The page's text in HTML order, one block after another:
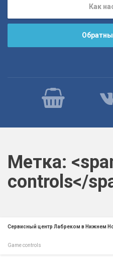
Как
Метка:
controls</
Сервисный центр Лабреком в Нижнем
Game controls